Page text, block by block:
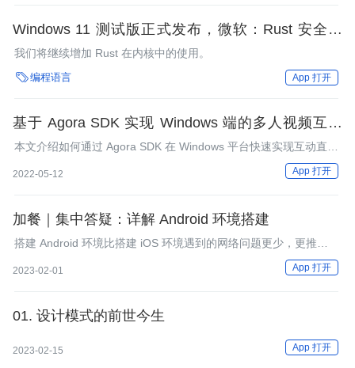
Windows 11 测试版正式发布，微软：Rust 安全可
靠，将继续增加使用量
我们将继续增加 Rust 在内核中的使用。
编程语言 App 打开
基于 Agora SDK 实现 Windows 端的多人视频互动
（基于 3.6.2 版本）
本文介绍如何通过 Agora SDK 在 Windows 平台快速实现互动直
播。互动直播和实时通话的区别就在于，直播频道的用户有角色之
分。你可以将角色设置为主播或者观众，其中主播可以收、发流，
2022-05-12 App 打开
加餐｜集中答疑：详解 Android 环境搭建
搭建 Android 环境比搭建 iOS 环境遇到的网络问题更少，更推荐新
2023-02-01 App 打开
01. 设计模式的前世今生
2023-02-15 App 打开